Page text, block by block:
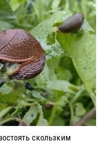
скользким